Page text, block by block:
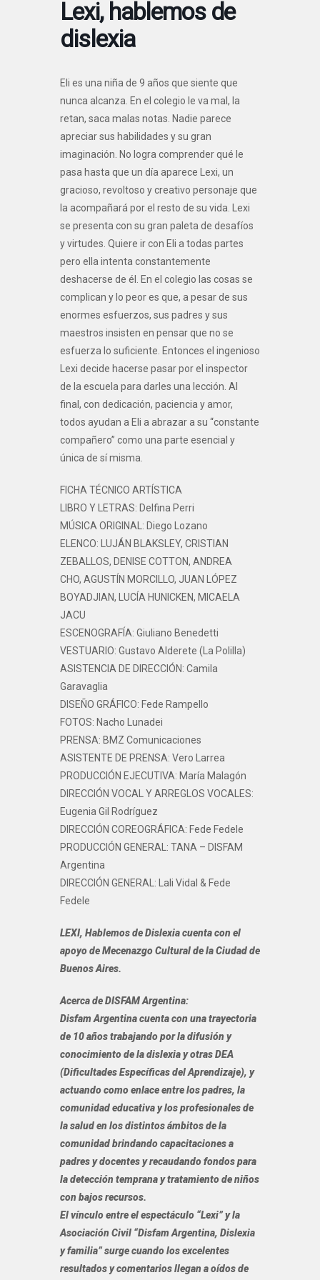
Lexi, hablemos de
dislexia
Eli es una niña de 9 años que siente que
nunca alcanza. En el colegio le va mal, la
retan, saca malas notas. Nadie parece
apreciar sus habilidades y su gran
imaginación. No logra comprender qué le
pasa hasta que un día aparece Lexi, un
gracioso, revoltoso y creativo personaje que
la acompañará por el resto de su vida. Lexi
se presenta con su gran paleta de desafíos
y virtudes. Quiere ir con Eli a todas partes
pero ella intenta constantemente
deshacerse de él. En el colegio las cosas se
complican y lo peor es que, a pesar de sus
enormes esfuerzos, sus padres y sus
maestros insisten en pensar que no se
esfuerza lo suficiente. Entonces el ingenioso
Lexi decide hacerse pasar por el inspector
de la escuela para darles una lección. Al
final, con dedicación, paciencia y amor,
todos ayudan a Eli a abrazar a su “constante
compañero” como una parte esencial y
única de sí misma.
FICHA TÉCNICO ARTÍSTICA
LIBRO Y LETRAS: Delfina Perri
MÚSICA ORIGINAL: Diego Lozano
ELENCO: LUJÁN BLAKSLEY, CRISTIAN
ZEBALLOS, DENISE COTTON, ANDREA
CHO, AGUSTÍN MORCILLO, JUAN LÓPEZ
BOYADJIAN, LUCÍA HUNICKEN, MICAELA
JACU
ESCENOGRAFÍA: Giuliano Benedetti
VESTUARIO: Gustavo Alderete (La Polilla)
ASISTENCIA DE DIRECCIÓN: Camila
Garavaglia
DISEÑO GRÁFICO: Fede Rampello
FOTOS: Nacho Lunadei
PRENSA: BMZ Comunicaciones
ASISTENTE DE PRENSA: Vero Larrea
PRODUCCIÓN EJECUTIVA: María Malagón
DIRECCIÓN VOCAL Y ARREGLOS VOCALES:
Eugenia Gil Rodríguez
DIRECCIÓN COREOGRÁFICA: Fede Fedele
PRODUCCIÓN GENERAL: TANA – DISFAM
Argentina
DIRECCIÓN GENERAL: Lali Vidal & Fede
Fedele
LEXI, Hablemos de Dislexia cuenta con el
apoyo de Mecenazgo Cultural de la Ciudad de
Buenos Aires.
Acerca de DISFAM Argentina:
Disfam Argentina cuenta con una trayectoria
de 10 años trabajando por la difusión y
conocimiento de la dislexia y otras DEA
(Dificultades Específicas del Aprendizaje), y
actuando como enlace entre los padres, la
comunidad educativa y los profesionales de
la salud en los distintos ámbitos de la
comunidad brindando capacitaciones a
padres y docentes y recaudando fondos para
la detección temprana y tratamiento de niños
con bajos recursos.
El vínculo entre el espectáculo “Lexi” y la
Asociación Civil “Disfam Argentina, Dislexia
y familia” surge cuando los excelentes
resultados y comentarios llegan a oídos de